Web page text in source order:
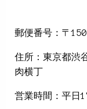
郵便番号：〒
住所：東京都渋
肉横丁
営業時間：平日